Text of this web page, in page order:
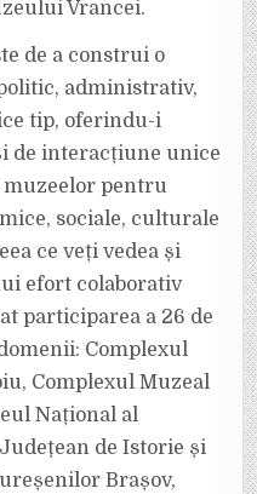
Vrancei.
de a construi o
administrativ,
tip, oferindu-i
de interacțiune unice
muzeelor pentru
sociale, culturale
ce veți vedea și
efort colaborativ
participarea a 26 de
Complexul
Complexul Muzeal
Național al
de Istorie și
Brașov,